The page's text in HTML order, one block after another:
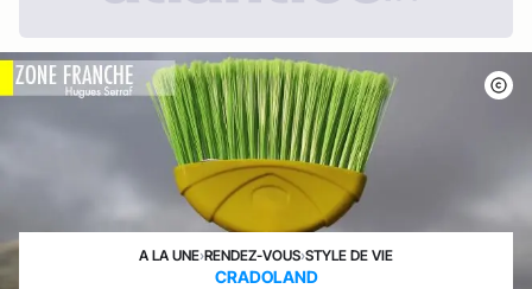
A LA UNE›RENDEZ-VOUS›STYLE DE VIE
CRADOLAND